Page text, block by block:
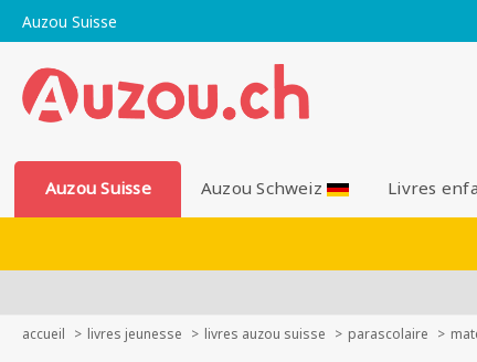
Auzou Suisse
Auzou Suisse Auzou Schweiz Livres
accueil livres jeunesse livres auzou suisse parascolaire